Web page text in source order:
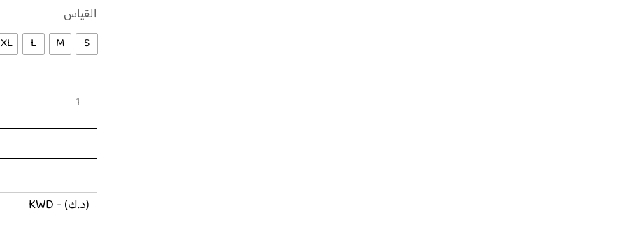
القياس
S
M
L
XL
(د.ك) - KWD